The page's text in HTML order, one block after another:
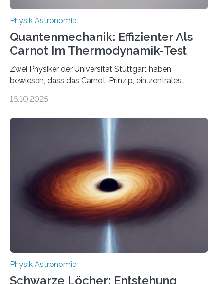
Physik Astronomie
Quantenmechanik: Effizienter Als
Carnot Im Thermodynamik-Test
Zwei Physiker der Universität Stuttgart haben
bewiesen, dass das Carnot-Prinzip, ein zentrales
Größenordnung von Atomen gilt, deren physikalische
Quantenmotoren voranbringen. Das
Wissenschaftsjournal Science Advances veröffentlichte
die Herleitung. (DOI: 10.1126/sciadv.adw8462)
Verbrennungsmotoren oder Dampfturbinen sind
Wärmekraftmaschinen: Sie wandeln thermische
Energie in mechanische Bewegung um – oder anders
ausgedrückt, Wärme in Bewegung. In
quantenmechanischen Experimenten ist es in den…
16.10.2025
Physik Astronomie
Schwarze Löcher: Entstehung